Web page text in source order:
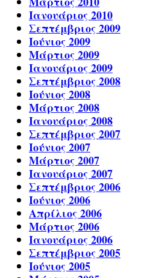
Ιανουάριος 2010
Σεπτέμβριος 2009
Ιούνιος 2009
Μάρτιος 2009
Ιανουάριος 2009
Σεπτέμβριος 2008
Ιούνιος 2008
Μάρτιος 2008
Ιανουάριος 2008
Σεπτέμβριος 2007
Ιούνιος 2007
Μάρτιος 2007
Ιανουάριος 2007
Σεπτέμβριος 2006
Ιούνιος 2006
Απρίλιος 2006
Μάρτιος 2006
Ιανουάριος 2006
Σεπτέμβριος 2005
Ιούνιος 2005